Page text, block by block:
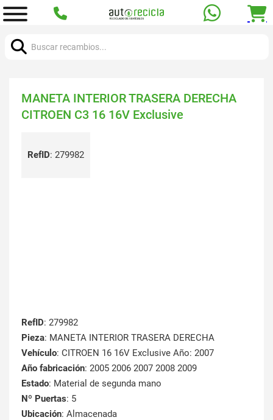
MANETA INTERIOR TRASERA DERECHA
CITROEN C3 16 16V Exclusive
RefID: 279982
RefID: 279982
Pieza: MANETA INTERIOR TRASERA DERECHA
Vehículo: CITROEN 16 16V Exclusive Año: 2007
Año fabricación: 2005 2006 2007 2008 2009
Estado: Material de segunda mano
Nº Puertas: 5
Ubicación: Almacenada